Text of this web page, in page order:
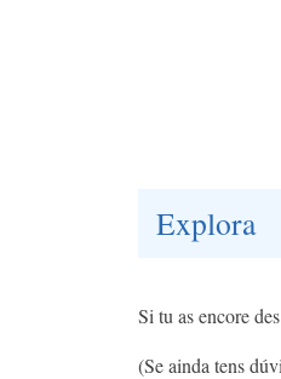
Explora
Si tu as encore
(Se ainda tens